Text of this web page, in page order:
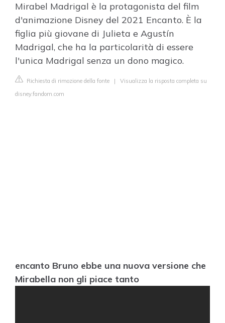
Mirabel Madrigal è la protagonista del film
d'animazione Disney del 2021 Encanto. È la
figlia più giovane di Julieta e Agustín
Madrigal, che ha la particolarità di essere
l'unica Madrigal senza un dono magico.
Richiesta di rimozione della fonte | Visualizza la risposta completa su
disney.fandom.com
encanto Bruno ebbe una nuova versione che
Mirabella non gli piace tanto